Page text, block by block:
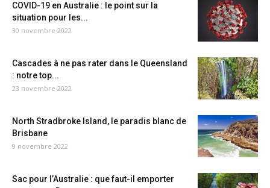
COVID-19 en Australie : le point sur la
situation pour les...
30 novembre 2022
Cascades à ne pas rater dans le Queensland
: notre top...
23 novembre 2022
North Stradbroke Island, le paradis blanc de
Brisbane
9 novembre 2022
Sac pour l’Australie : que faut-il emporter